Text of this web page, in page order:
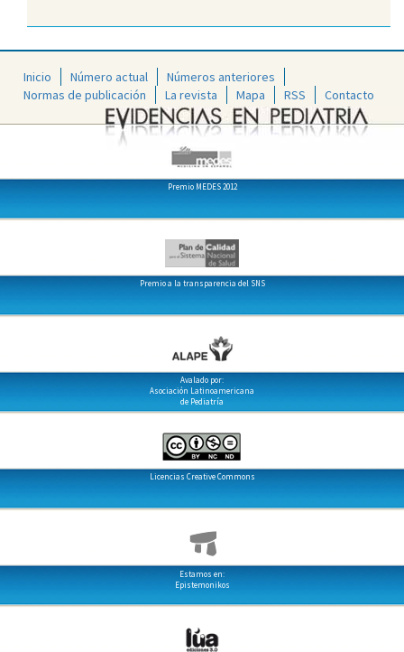
Inicio Número actual
Números anteriores
Normas de publicación
La revista Mapa RSS Contacto
Premio MEDES 2012
Premio a la transparencia del SNS
Avalado por:
Asociación Latinoamericana
de Pediatría
Licencias Creative Commons
Estamos en:
Epistemonikos